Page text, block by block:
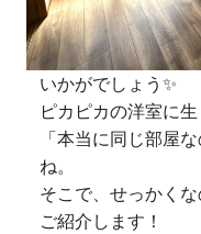
いかがでしょう✨
ピカピカの洋室に
「本当に同じ部屋
ね。
そこで、せっかく
ご紹介します！